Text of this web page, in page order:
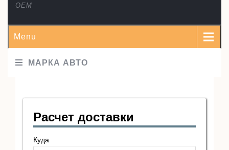
ОЕМ
Menu
МАРКА АВТО
Расчет доставки
Куда